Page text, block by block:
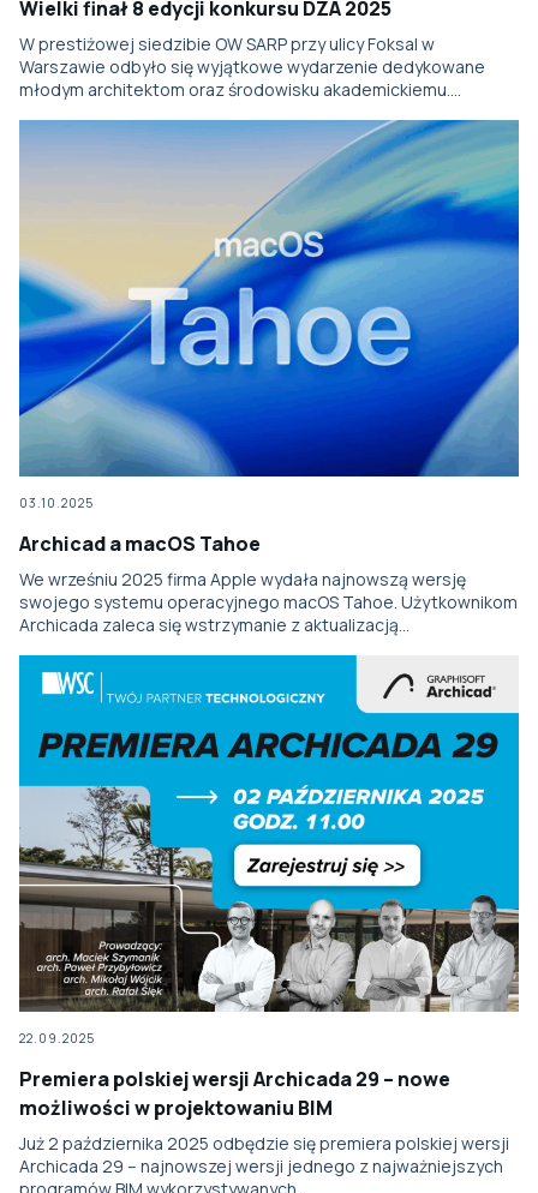
Wielki finał 8 edycji konkursu DZA 2025
W prestiżowej siedzibie OW SARP przy ulicy Foksal w
Warszawie odbyło się wyjątkowe wydarzenie dedykowane
młodym architektom oraz środowisku akademickiemu….
03.10.2025
Archicad a macOS Tahoe
We wrześniu 2025 firma Apple wydała najnowszą wersję
swojego systemu operacyjnego macOS Tahoe. Użytkownikom
Archicada zaleca się wstrzymanie z aktualizacją…
22.09.2025
Premiera polskiej wersji Archicada 29 – nowe
możliwości w projektowaniu BIM
Już 2 października 2025 odbędzie się premiera polskiej wersji
Archicada 29 – najnowszej wersji jednego z najważniejszych